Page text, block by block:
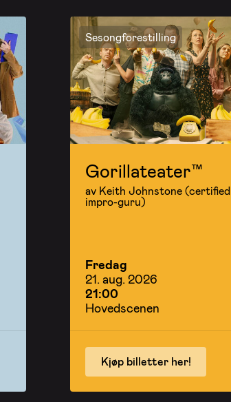
Sesongforestilling
Gorillateater™
av Keith Johnstone (certified
impro-guru)
Fredag
21. aug. 2026
21:00
Hovedscenen
Kjøp billetter her!